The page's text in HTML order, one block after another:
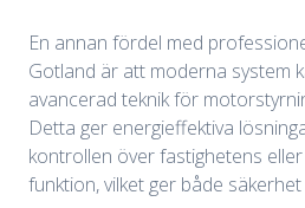
En annan fördel med
Gotland är att moderna system
avancerad teknik för
Detta ger energieffektiva
kontrollen över fastighetens
funktion, vilket ger både